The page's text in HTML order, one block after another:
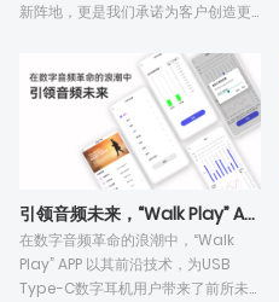
新阵地，更是我们承诺为客户创造更
地面积超过800余平方米，集研发、
销售、采购、营销推广等多部门于一
体，这里是我们梦想和目标共同的起
点。&nbsp; 我
引领音频未来，“Walk Play” APP 革新
在数字音频革命的浪潮中，“Walk
Play” APP 以其前沿技术，为USB
Type-C数字耳机用户带来了前所未